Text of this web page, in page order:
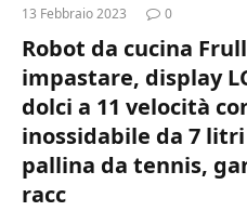
13 Febbraio 2023 0
Robot da cucina
impastare, display
dolci a 11 velocità
inossidabile da 7
pallina da tennis,
racc